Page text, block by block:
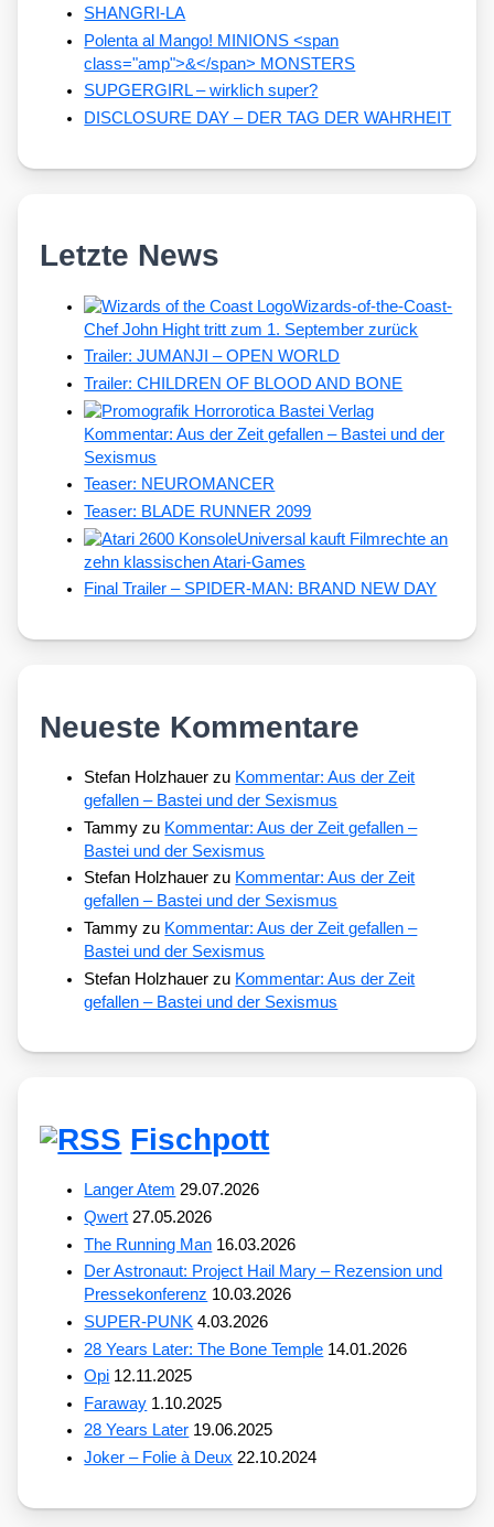
SHANGRI-LA
Polenta al Mango! MINIONS <span
class="amp">&</span> MONSTERS
SUPGERGIRL – wirklich super?
DISCLOSURE DAY – DER TAG DER WAHRHEIT
Letzte News
Wizards-of-the-Coast-
Chef John Hight tritt zum 1. September zurück
Trailer: JUMANJI – OPEN WORLD
Trailer: CHILDREN OF BLOOD AND BONE
Kommentar: Aus der Zeit gefallen – Bastei und der
Sexismus
Teaser: NEUROMANCER
Teaser: BLADE RUNNER 2099
Universal kauft Filmrechte an
zehn klassischen Atari-Games
Final Trailer – SPIDER-MAN: BRAND NEW DAY
Neueste Kommentare
Stefan Holzhauer zu Kommentar: Aus der Zeit
gefallen – Bastei und der Sexismus
Tammy zu Kommentar: Aus der Zeit gefallen –
Bastei und der Sexismus
Stefan Holzhauer zu Kommentar: Aus der Zeit
gefallen – Bastei und der Sexismus
Tammy zu Kommentar: Aus der Zeit gefallen –
Bastei und der Sexismus
Stefan Holzhauer zu Kommentar: Aus der Zeit
gefallen – Bastei und der Sexismus
Fischpott
Langer Atem 29.07.2026
Qwert 27.05.2026
The Running Man 16.03.2026
Der Astronaut: Project Hail Mary – Rezension und
Pressekonferenz 10.03.2026
SUPER-PUNK 4.03.2026
28 Years Later: The Bone Temple 14.01.2026
Opi 12.11.2025
Faraway 1.10.2025
28 Years Later 19.06.2025
Joker – Folie à Deux 22.10.2024